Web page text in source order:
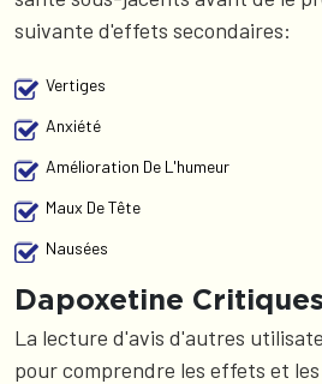
suivante d'effets secondaires:
Vertiges
Anxiété
Amélioration De L'humeur
Maux De Tête
Nausées
Dapoxetine Critiques
La lecture d'avis d'autres
pour comprendre les effets et